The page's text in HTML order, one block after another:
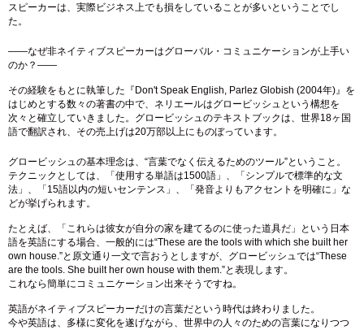
スピーカーは、実際ビジネス上でも損をしていることが多いということでし
た。
――なぜ非ネイティブスピーカーはグローバル・コミュニケーションが上手い
のか？――
その経験をもとに執筆した『Don't Speak English, Parlez Globish (2004年)』を
はじめとする数々の著書の中で、ネリエールはグロービッシュという構想を
次々と確立していきました。グロービッシュのテキストブックは、世界18ヶ国
語で翻訳され、その売上げは20万部以上にものぼっています。
グロービッシュの基本理念は、“言葉でなく伝えるためのツール”ということ。
テクニックとしては、「使用する単語は1500語」、「シンプルで標準的な文
法」、「15語以内の短いセンテンス」、「発音よりもアクセントを明確に」な
どが挙げられます。
たとえば、「これらは彼女が自分の家を建てるのに使った道具だ」という日本
語を英語にする場合、一般的には“These are the tools with which she built her
own house.”と原文通り一文で言おうとしますが、グロービッシュでは“These
are the tools. She built her own house with them.”と表現します。
これなら簡単にコミュニケーション出来そうですね。
英語がネイティブスピーカーだけの言葉だという時代は終わりました。
今や英語は、多様に変化を遂げながら、世界中の人々のための言葉になりつつ